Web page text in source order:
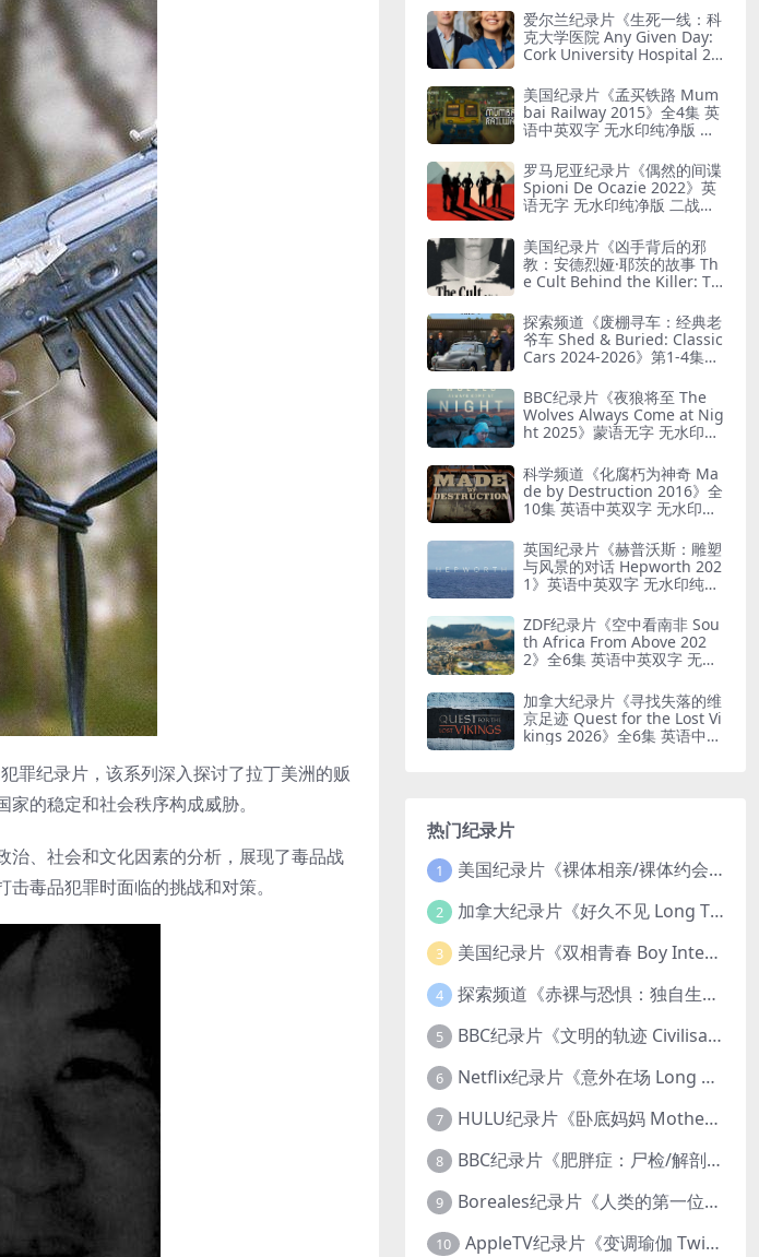
罪纪录片，该系列深入探讨了拉丁美洲的贩
的稳定和社会秩序构成威胁。
治、社会和文化因素的分析，展现了毒品战
毒品犯罪时面临的挑战和对策。
爱尔兰纪录片《生死一线：科
克大学医院 Any Given Day:
Cork University Hospital 20
水印纯净版 爱尔兰医院
美国纪录片《孟买铁路 Mum
bai Railway 2015》全4集 英
语中英双字 无水印纯净版 孟
罗马尼亚纪录片《偶然的间谍
Spioni De Ocazie 2022》英
语无字 无水印纯净版 二战谍
美国纪录片《凶手背后的邪
教：安德烈娅·耶茨的故事 Th
e Cult Behind the Killer: Th
6》全3集 英语中英双字 无水
印纯净版 精神控制
探索频道《废棚寻车：经典老
爷车 Shed & Buried: Classic
Cars 2024-2026》第1-4集全
净版 翻新老爷车
BBC纪录片《夜狼将至 The
Wolves Always Come at Nig
ht 2025》蒙语无字 无水印纯
科学频道《化腐朽为神奇 Ma
de by Destruction 2016》全
10集 英语中英双字 无水印纯
英国纪录片《赫普沃斯：雕塑
与风景的对话 Hepworth 202
1》英语中英双字 无水印纯净
ZDF纪录片《空中看南非 Sou
th Africa From Above 202
2》全6集 英语中英双字 无水
加拿大纪录片《寻找失落的维
京足迹 Quest for the Lost Vi
kings 2026》全6集 英语中英
热门纪录片
1 美国纪录片《裸体相亲/裸体约会 Dating Naked 2014-2016》第1-3季全33集 英语中英双字 无水印纯净版 1080P/MKV/85.6G 裸体相亲真人秀
2 加拿大纪录片《好久不见 Long Time Comin 1993》英语中英双字 官方纯净版 1080P/MKV/1G 女同性艺术家
3 美国纪录片《双相青春 Boy Interrupted 2009》英语中英双字 官方纯净版 1080P/MKV/1.43G 青少年躁郁症
4 探索频道《赤裸与恐惧：独自生存/赤裸荒野求生 Naked and Afraid: Solo 2023》第一季全8集 英语中英双字 官方纯净版 高码1080P/MKV/45.4G
5 BBC纪录片《文明的轨迹 Civilisations 1969》全13集 英语中英双字 高清收藏版 1080P/MKV/64.1G 西方艺术史话
6 Netflix纪录片《意外在场 Long Shot 2017》英语中字 720P/NKV/1.06GB 美国谋杀误判案件
7 HULU纪录片《卧底妈妈 Mother Undercover 2023》全4集 英语中英双字 官方纯净版 1080P/MKV/7.6G 拯救孩子
8 BBC纪录片《肥胖症：尸检/解剖肥胖 Obesity: The Post Mortem 2016》英语中英双字 无水印纯净版 1080P/MKV/1.03G
9 Boreales纪录片《人类的第一位动物朋友：人类和狗的神奇故事 Man’s First Friend 2018》英语中英双字 1080P/MP4/1.8G 狗的神奇故事
10 AppleTV纪录片《变调瑜伽 Twisted Yoga 2026》全3集 英语中英双字 无水印纯净版 1080P/MKV/10G 瑜伽大师背后的真相